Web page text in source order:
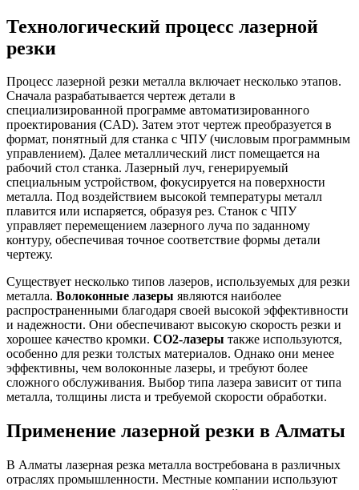
Технологический процесс лазерной
резки
Процесс лазерной резки металла включает несколько этапов.
Сначала разрабатывается чертеж детали в
специализированной программе автоматизированного
проектирования (CAD). Затем этот чертеж преобразуется в
формат, понятный для станка с ЧПУ (числовым программным
управлением). Далее металлический лист помещается на
рабочий стол станка. Лазерный луч, генерируемый
специальным устройством, фокусируется на поверхности
металла. Под воздействием высокой температуры металл
плавится или испаряется, образуя рез. Станок с ЧПУ
управляет перемещением лазерного луча по заданному
контуру, обеспечивая точное соответствие формы детали
чертежу.
Существует несколько типов лазеров, используемых для резки
металла. Волоконные лазеры являются наиболее
распространенными благодаря своей высокой эффективности
и надежности. Они обеспечивают высокую скорость резки и
хорошее качество кромки. CO2-лазеры также используются,
особенно для резки толстых материалов. Однако они менее
эффективны, чем волоконные лазеры, и требуют более
сложного обслуживания. Выбор типа лазера зависит от типа
металла, толщины листа и требуемой скорости обработки.
Применение лазерной резки в Алматы
В Алматы лазерная резка металла востребована в различных
отраслях промышленности. Местные компании используют